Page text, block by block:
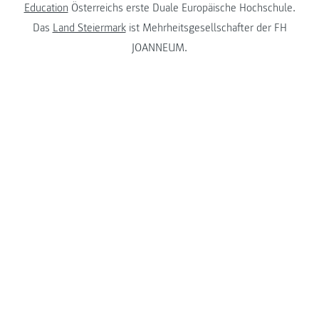
Education Österreichs erste Duale Europäische Hochschule.
Das Land Steiermarkist Mehrheitsgesellschafter der FH
JOANNEUM.